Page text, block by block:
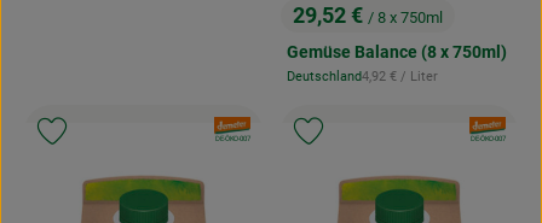
, Preis:
29,52 € / 8 x 750ml
Gemüse Balance (8 x 750ml)
, Herkunft:
Deutschland, Referenzpreis:
4,92 € / Liter
, Verband:
, Kontrollstelle:
DE-ÖKO-007
Produkt zu Favouriten hinzufügen
, Verband:
, Kontrollstelle:
DE-ÖKO-007
Produkt zu Favouriten hinzufügen